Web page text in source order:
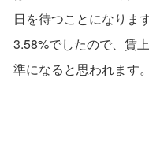
日を待つことになりま
3.58%でしたので、賃
準になると思われます。